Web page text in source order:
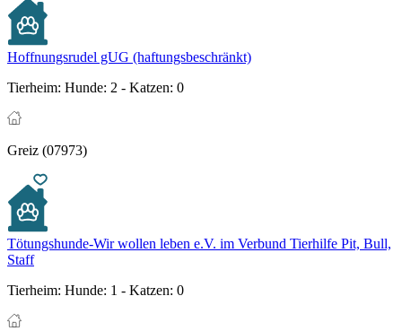
Hoffnungsrudel gUG (haftungsbeschränkt)
Tierheim: Hunde: 2 - Katzen: 0
Greiz (07973)
Tötungshunde-Wir wollen leben e.V. im Verbund Tierhilfe Pit, Bull,
Staff
Tierheim: Hunde: 1 - Katzen: 0